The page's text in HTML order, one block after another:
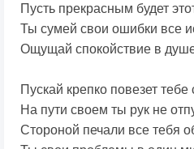
Пусть прекрасным будет
Ты сумей свои ошибки все
Ощущай спокойствие в
Пускай крепко повезет тебе
На пути своем ты рук не
Стороной печали все тебя